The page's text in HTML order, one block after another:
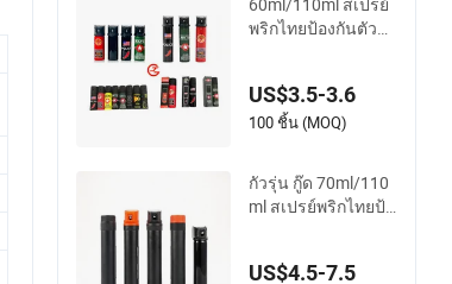
พริกไทยป้องกันตัวคว
US$3.5-3.6
100 ชิ้น (MOQ)
กัวรุ่น กู๊ด 70ml/110
ml สเปรย์พริกไทยป้อ
US$4.5-7.5